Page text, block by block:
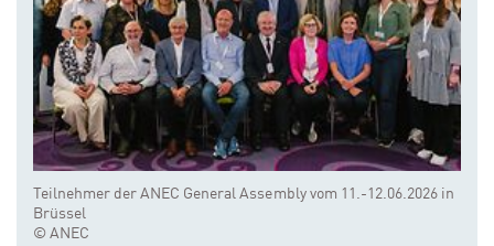
Teilnehmer der ANEC General Assembly vom 11.-12.06.2026 in
Brüssel
© ANEC